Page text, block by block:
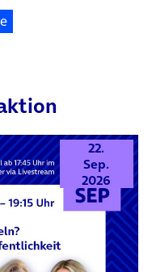
22.
Sep.
2026